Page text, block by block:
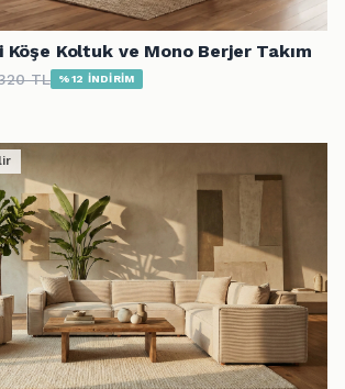
Köşe Koltuk ve Mono Berjer Takım
TL %12 İNDİRİM